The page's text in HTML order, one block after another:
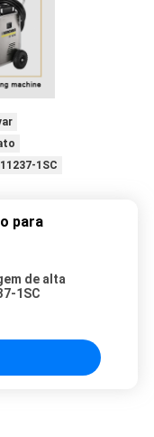
1SC
para
de alta
1SC